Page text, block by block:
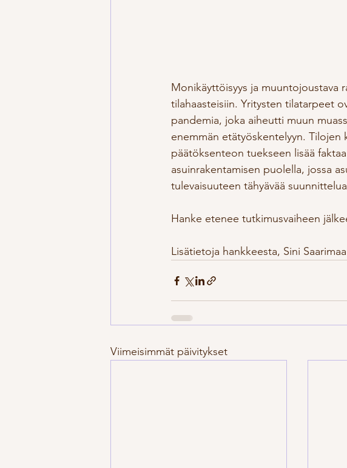
Monikäyttöisyys ja muuntojoustava
tilahaasteisiin. Yritysten tilatarpeet
pandemia, joka aiheutti muun
enemmän etätyöskentelyyn. Tilojen
päätöksenteon tuekseen lisää
asuinrakentamisen puolella, jossa
tulevaisuuteen tähyävää
Hanke etenee tutkimusvaiheen
Lisätietoja hankkeesta, Sini
Viimeisimmät päivitykset